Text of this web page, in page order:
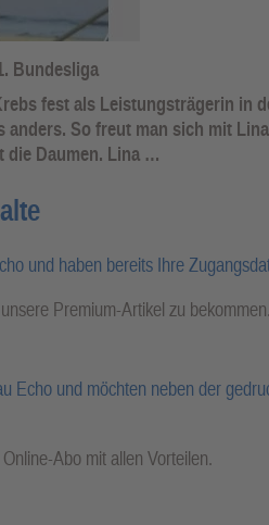
Bundesliga
fest als Leistungsträgerin in
anders. So freut man sich mit
die Daumen. Lina …
und haben bereits Ihre
Premium-Artikel zu bekommen.
Echo und möchten neben der
Abo mit allen Vorteilen.